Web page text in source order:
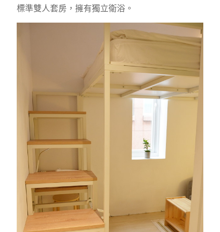
標準雙人套房，擁有獨立衛浴。